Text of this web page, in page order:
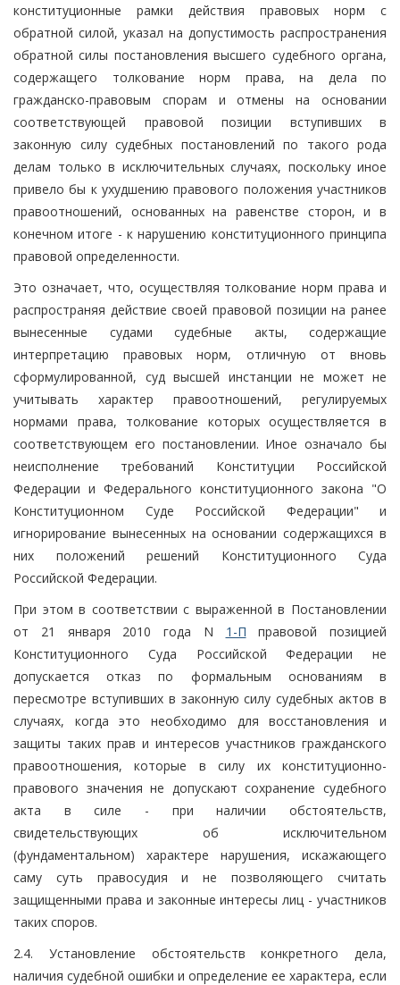
конституционные рамки действия правовых норм с
обратной силой, указал на допустимость распространения
обратной силы постановления высшего судебного органа,
содержащего толкование норм права, на дела по
гражданско-правовым спорам и отмены на основании
соответствующей правовой позиции вступивших в
законную силу судебных постановлений по такого рода
делам только в исключительных случаях, поскольку иное
привело бы к ухудшению правового положения участников
правоотношений, основанных на равенстве сторон, и в
конечном итоге - к нарушению конституционного принципа
правовой определенности.
Это означает, что, осуществляя толкование норм права и
распространяя действие своей правовой позиции на ранее
вынесенные судами судебные акты, содержащие
интерпретацию правовых норм, отличную от вновь
сформулированной, суд высшей инстанции не может не
учитывать характер правоотношений, регулируемых
нормами права, толкование которых осуществляется в
соответствующем его постановлении. Иное означало бы
неисполнение требований Конституции Российской
Федерации и Федерального конституционного закона "О
Конституционном Суде Российской Федерации" и
игнорирование вынесенных на основании содержащихся в
них положений решений Конституционного Суда
Российской Федерации.
При этом в соответствии с выраженной в Постановлении
от 21 января 2010 года N 1-П правовой позицией
Конституционного Суда Российской Федерации не
допускается отказ по формальным основаниям в
пересмотре вступивших в законную силу судебных актов в
случаях, когда это необходимо для восстановления и
защиты таких прав и интересов участников гражданского
правоотношения, которые в силу их конституционно-
правового значения не допускают сохранение судебного
акта в силе - при наличии обстоятельств,
свидетельствующих об исключительном
(фундаментальном) характере нарушения, искажающего
саму суть правосудия и не позволяющего считать
защищенными права и законные интересы лиц - участников
таких споров.
2.4. Установление обстоятельств конкретного дела,
наличия судебной ошибки и определение ее характера, если